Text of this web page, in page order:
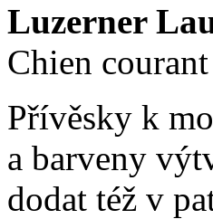
Luzerner
Chien
Přívěsky k
a barveny
dodat též v